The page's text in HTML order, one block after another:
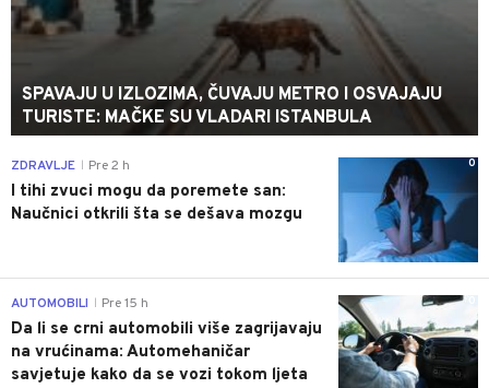
SPAVAJU U IZLOZIMA, ČUVAJU METRO I OSVAJAJU
TURISTE: MAČKE SU VLADARI ISTANBULA
0
ZDRAVLJE Pre 2 h
I tihi zvuci mogu da poremete san:
Naučnici otkrili šta se dešava mozgu
0
AUTOMOBILI Pre 15 h
Da li se crni automobili više zagrijavaju
na vrućinama: Automehaničar
savjetuje kako da se vozi tokom ljeta